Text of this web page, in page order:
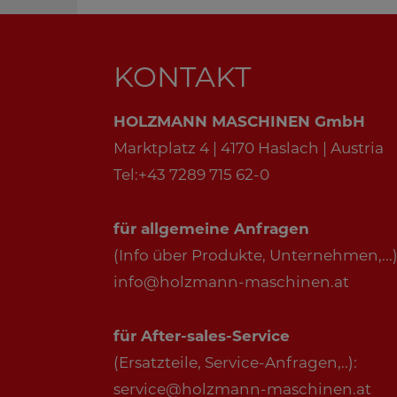
KONTAKT
HOLZMANN MASCHINEN GmbH
Marktplatz 4 | 4170 Haslach | Austria
Tel:+43 7289 715 62-0
für allgemeine Anfragen
(Info über Produkte,
info@holzmann-maschinen.at
für After-sales-Service
(Ersatzteile, Service-Anfragen,..):
service@holzmann-maschinen.at